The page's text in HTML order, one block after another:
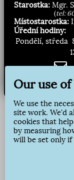
Starostka: Mgr.
(tel:
Místostarostka:
Úřední hodiny:
Pondělí, středa
Zasílání novinek:
Our use
We use the
site work. We'd
cookies that
by measuring
will be set only if